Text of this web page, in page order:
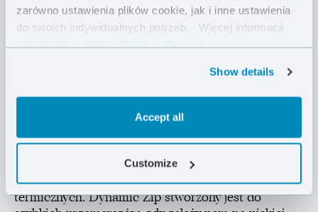
zarówno ustawienia plików cookie, jak i inne ustawienia
do swoich indywidualnych potrzeb.
Więcej informacji
znajdziesz w naszejPolityce Prywatności .
Show details
Accept all
Customize
Ultralekki syntetyczny śpiwór wiosenno–letni,
nawiązujący do naszego flagowego modelu
puchowego, X-Lite 200. Climashield Apex o masie
zimnem, a nowoczesna tkanina Toray Airtastic™
ważąca jedynie 19 g/m² pozwoliła na radykalne
Włóknina Climashield Apex daje możliwość
zastosowania śpiwora w bardzo wilgotnych
warunkach, bez ryzyka utraty parametrów
termicznych. Dynamic Zip stworzony jest do